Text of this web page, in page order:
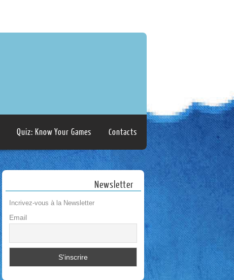
Quiz: Know Your Games Contacts
Newsletter
Incrivez-vous à la Newsletter
Email